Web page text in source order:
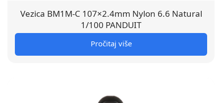
Vezica BM1M-C 107×2.4mm Nylon 6.6 Natural
1/100 PANDUIT
Pročitaj više